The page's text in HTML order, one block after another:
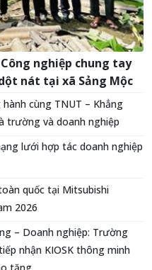
nghiệp chung tay
nát tại xã Sảng Mộc
cùng TNUT – Khẳng
trường và doanh nghiệp
lưới hợp tác doanh nghiệp
quốc tại Mitsubishi
2026
– Doanh nghiệp: Trường
nhận KIOSK thông minh